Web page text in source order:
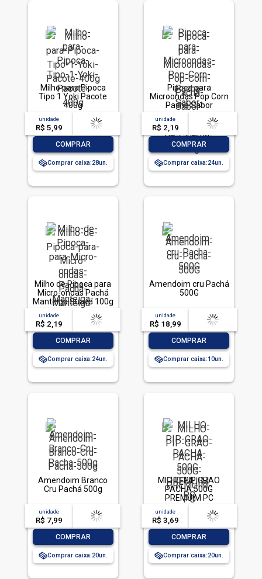
Milho para Pipoca
Tipo 1 Yoki Pacote
400g
unidade
R$ 5,99
acima de
-- --,--un.
COMPRAR
Comprar caixa:28
Pipoca para
Microondas Pop Corn
Pachá Sabor
Manteiga de Cinema
unidade
R$ 2,19
acima de
-- --,--un.
COMPRAR
Comprar caixa:24
Milho de Pipoca para
Micro-ondas Pachá
Manteiga Suave 100g
unidade
R$ 2,19
acima de
-- --,--un.
COMPRAR
Comprar caixa:24
Amendoim cru Pachá
500G
unidade
R$ 18,99
acima de
-- --,--un.
COMPRAR
Comprar caixa:10
Amendoim Branco
Cru Pachá 500g
unidade
R$ 7,99
acima de
-- --,--un.
COMPRAR
Comprar caixa:20
MILHO PIP GRAO
PACHA 500G
PREMUIM PC
unidade
R$ 3,69
acima de
-- --,--un.
COMPRAR
Comprar caixa:20